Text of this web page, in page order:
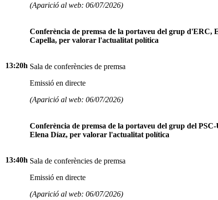
(Aparició al web: 06/07/2026)
13:20h
Conferència de premsa de la portaveu del grup d'ERC,
Capella, per valorar l'actualitat política
Sala de conferències de premsa
Emissió en directe
(Aparició al web: 06/07/2026)
13:40h
Conferència de premsa de la portaveu del grup del
Elena Díaz, per valorar l'actualitat política
Sala de conferències de premsa
Emissió en directe
(Aparició al web: 06/07/2026)